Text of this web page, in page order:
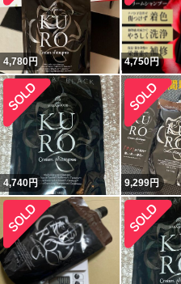
4,780円 4,750円
4,740円 9,299円